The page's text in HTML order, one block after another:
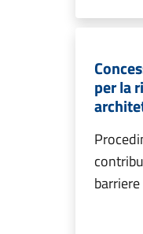
per la